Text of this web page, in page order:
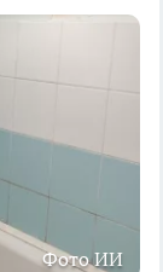
Фото ИИ